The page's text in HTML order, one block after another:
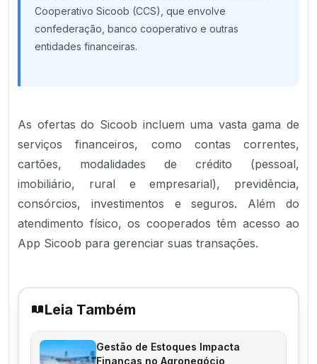
Cooperativo Sicoob (CCS), que envolve
confederação, banco cooperativo e outras
entidades financeiras.
As ofertas do Sicoob incluem uma vasta gama de
serviços financeiros, como contas correntes,
cartões, modalidades de crédito (pessoal,
imobiliário, rural e empresarial), previdência,
consórcios, investimentos e seguros. Além do
atendimento físico, os cooperados têm acesso ao
App Sicoob para gerenciar suas transações.
Leia Também
Gestão de Estoques Impacta
Finanças no Agronegócio